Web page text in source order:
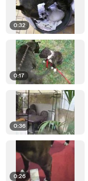
0:32
0:17
0:36
0:26